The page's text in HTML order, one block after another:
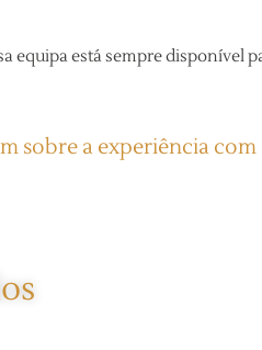
equipa está sempre disponível
sobre a experiência com